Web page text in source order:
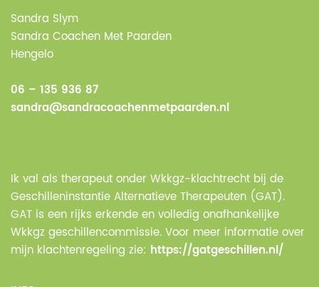
Sandra Slym
Sandra Coachen Met Paarden
Hengelo
06 – 135 936 87
sandra@sandracoachenmetpaarden.nl
Ik val als therapeut onder Wkkgz-klachtrecht bij de
Geschilleninstantie Alternatieve Therapeuten (GAT).
GAT is een rijks erkende en volledig onafhankelijke
Wkkgz geschillencommissie. Voor meer informatie over
mijn klachtenregeling zie: https://gatgeschillen.nl/